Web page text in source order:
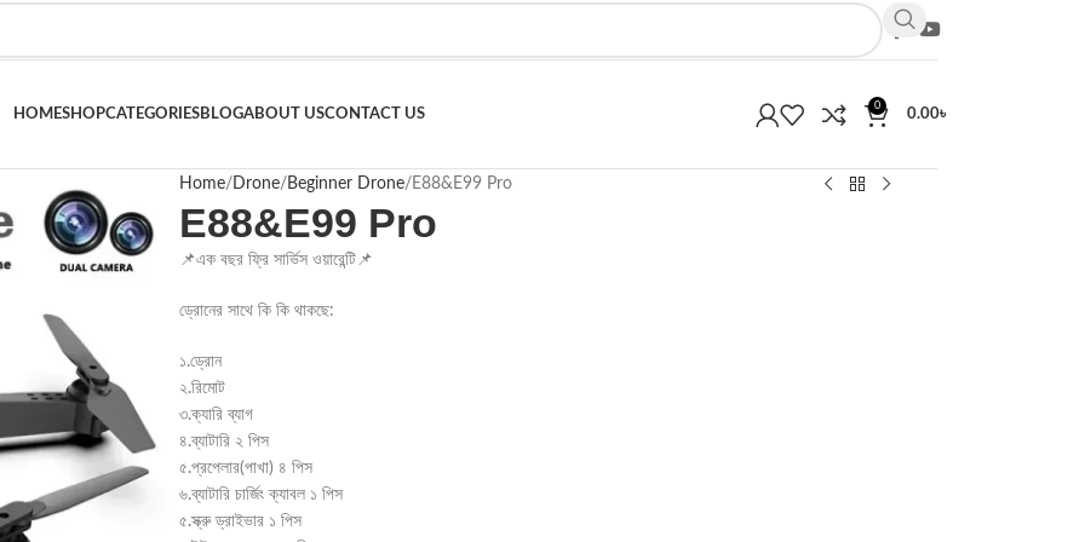
HOMESHOPCATEGORIESBLOGABOUT USCONTACT US
0
0.00৳
Home Drone Beginner Drone E88&E99 Pro
E88&E99 Pro
📌এক বছর ফ্রি সার্ভিস ওয়ারেন্টি📌
ড্রোনের সাথে কি কি থাকছে:
১.ড্রোন
২.রিমোট
৩.ক্যারি ব্যাগ
৪.ব্যাটারি ২ পিস
৫.প্রপেলার(পাখা) ৪ পিস
৬.ব্যাটারি চার্জিং ক্যাবল ১ পিস
৫.স্ক্রু ড্রাইভার ১ পিস